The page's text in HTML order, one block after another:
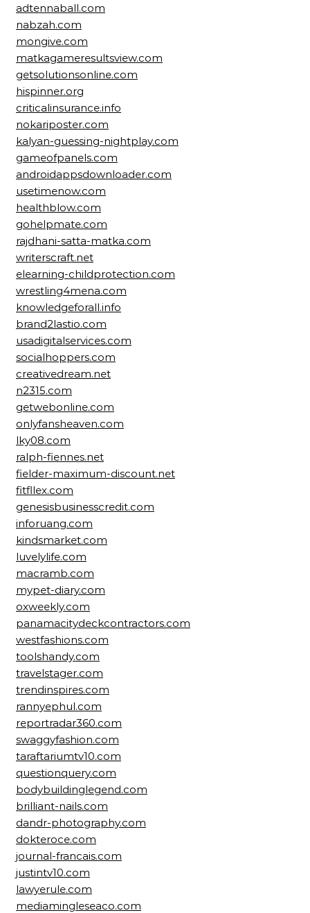
adtennaball.com
nabzah.com
mongive.com
matkagameresultsview.com
getsolutionsonline.com
hispinner.org
criticalinsurance.info
nokariposter.com
kalyan-guessing-nightplay.com
gameofpanels.com
androidappsdownloader.com
usetimenow.com
healthblow.com
gohelpmate.com
rajdhani-satta-matka.com
writerscraft.net
elearning-childprotection.com
wrestling4mena.com
knowledgeforall.info
brand2lastio.com
usadigitalservices.com
socialhoppers.com
creativedream.net
n2315.com
getwebonline.com
onlyfansheaven.com
lky08.com
ralph-fiennes.net
fielder-maximum-discount.net
fitfllex.com
genesisbusinesscredit.com
inforuang.com
kindsmarket.com
luvelylife.com
macramb.com
mypet-diary.com
oxweekly.com
panamacitydeckcontractors.com
westfashions.com
toolshandy.com
travelstager.com
trendinspires.com
rannyephul.com
reportradar360.com
swaggyfashion.com
taraftariumtv10.com
questionquery.com
bodybuildinglegend.com
brilliant-nails.com
dandr-photography.com
dokteroce.com
journal-francais.com
justintv10.com
lawyerule.com
mediamingleseaco.com